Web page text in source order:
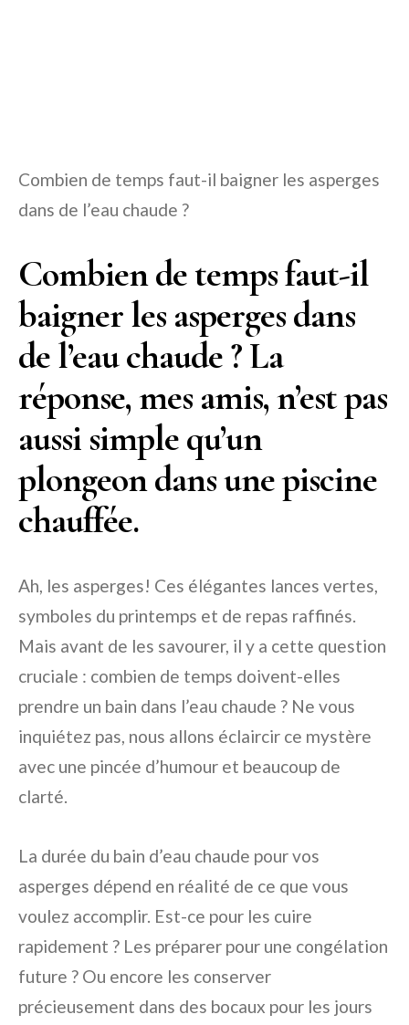
Combien de temps faut-il baigner les asperges
dans de l’eau chaude ?
Combien de temps faut-il
baigner les asperges dans
de l’eau chaude ? La
réponse, mes amis, n’est pas
aussi simple qu’un
plongeon dans une piscine
chauffée.
Ah, les asperges! Ces élégantes lances vertes,
symboles du printemps et de repas raffinés.
Mais avant de les savourer, il y a cette question
cruciale : combien de temps doivent-elles
prendre un bain dans l’eau chaude ? Ne vous
inquiétez pas, nous allons éclaircir ce mystère
avec une pincée d’humour et beaucoup de
clarté.
La durée du bain d’eau chaude pour vos
asperges dépend en réalité de ce que vous
voulez accomplir. Est-ce pour les cuire
rapidement ? Les préparer pour une congélation
future ? Ou encore les conserver
précieusement dans des bocaux pour les jours